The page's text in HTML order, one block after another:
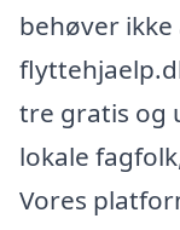
behøver
tre gratis og
lokale
Vores